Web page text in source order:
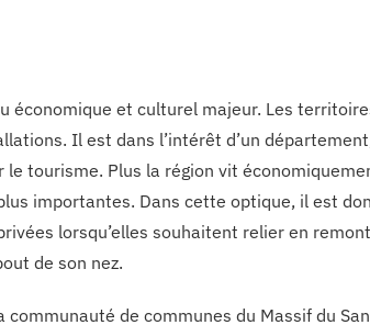
économique et culturel majeur. Les
Il est dans l’intérêt d’un
tourisme. Plus la région vit
importantes. Dans cette optique, il est
lorsqu’elles souhaitent relier en
de son nez.
de communes du Massif du